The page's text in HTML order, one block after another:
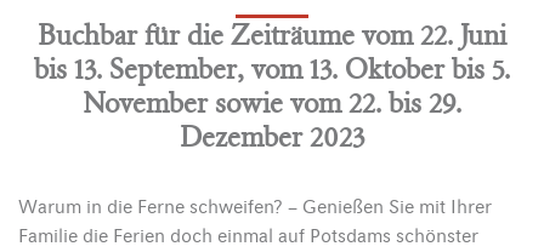
Buchbar für die Zeiträume vom 22. Juni
bis 13. September, vom 13. Oktober bis 5.
November sowie vom 22. bis 29.
Dezember 2023
Warum in die Ferne schweifen? – Genießen Sie mit Ihrer
Familie die Ferien doch einmal auf Potsdams schönster